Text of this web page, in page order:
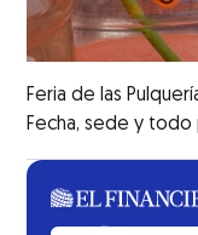
Feria de las
Fecha, sede y todo